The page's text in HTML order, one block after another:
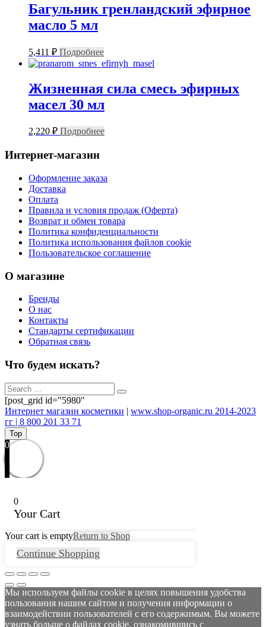
Багульник гренландский эфирное
масло 5 мл
5,411 ₽ Подробнее
Жизненная сила смесь эфирных
масел 30 мл
2,220 ₽ Подробнее
Интернет-магазин
Оформление заказа
Доставка
Оплата
Правила и условия продаж (Оферта)
Возврат и обмен товара
Политика конфиденциальности
Политика использования файлов cookie
Пользовательское соглашение
О магазине
Бренды
О нас
Контакты
Стандарты сертификации
Обратная связь
Что будем искать?
[post_grid id="5980"
Интернет магазин косметики | www.shop-organic.ru 2014-2023
гг | 8 800 201 33 71
Top
0
0
Your Cart
Your cart is emptyReturn to Shop
Continue Shopping
Мы используем файлы cookie в целях повышения удобства
пользования нашим сайтом и получения информации о
взаимодействии пользователей с его содержимым. Вы можете
узнать больше о файлах cookie, ознакомившись с